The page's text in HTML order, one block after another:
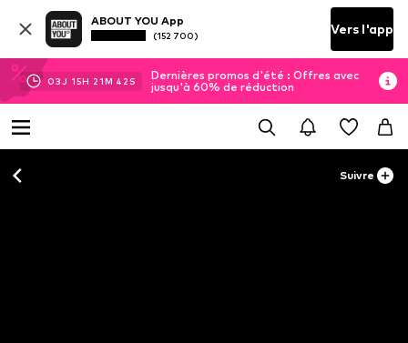
ABOUT YOU App
(152 700) Vers l'app
03J 15H 21M 42 S
Dernières promos d'été : Offres avec
jusqu'à 60% de réduction
Suivre